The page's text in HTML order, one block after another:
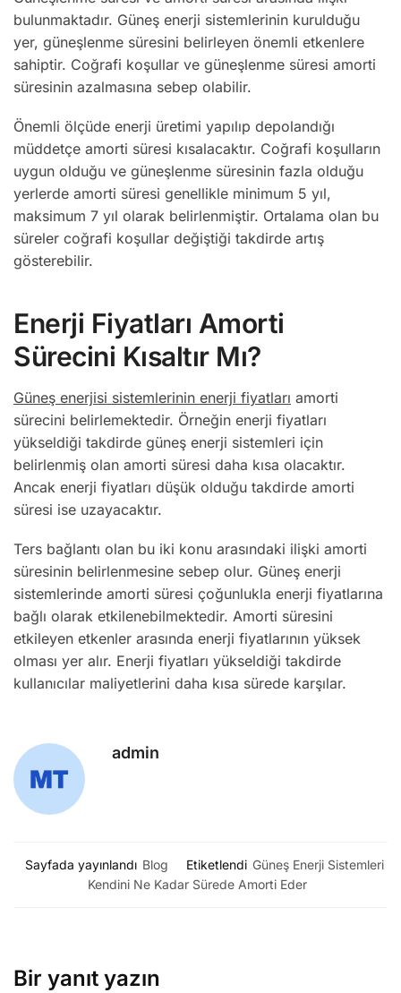
bulunmaktadır. Güneş enerji sistemlerinin kurulduğu
yer, güneşlenme süresini belirleyen önemli etkenlere
sahiptir. Coğrafi koşullar ve güneşlenme süresi amorti
süresinin azalmasına sebep olabilir.
Önemli ölçüde enerji üretimi yapılıp depolandığı
müddetçe amorti süresi kısalacaktır. Coğrafi koşulların
uygun olduğu ve güneşlenme süresinin fazla olduğu
yerlerde amorti süresi genellikle minimum 5 yıl,
maksimum 7 yıl olarak belirlenmiştir. Ortalama olan bu
süreler coğrafi koşullar değiştiği takdirde artış
gösterebilir.
Enerji Fiyatları Amorti
Sürecini Kısaltır Mı?
Güneş enerjisi sistemlerinin enerji fiyatları amorti
sürecini belirlemektedir. Örneğin enerji fiyatları
yükseldiği takdirde güneş enerji sistemleri için
belirlenmiş olan amorti süresi daha kısa olacaktır.
Ancak enerji fiyatları düşük olduğu takdirde amorti
süresi ise uzayacaktır.
Ters bağlantı olan bu iki konu arasındaki ilişki amorti
süresinin belirlenmesine sebep olur. Güneş enerji
sistemlerinde amorti süresi çoğunlukla enerji fiyatlarına
bağlı olarak etkilenebilmektedir. Amorti süresini
etkileyen etkenler arasında enerji fiyatlarının yüksek
olması yer alır. Enerji fiyatları yükseldiği takdirde
kullanıcılar maliyetlerini daha kısa sürede karşılar.
admin
Sayfada yayınlandı Blog Etiketlendi Güneş Enerji Sistemleri
Kendini Ne Kadar Sürede Amorti Eder
Bir yanıt yazın